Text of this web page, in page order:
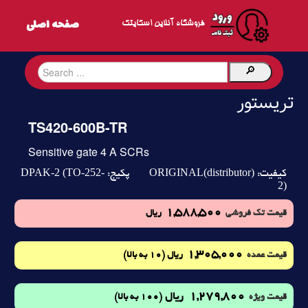
فروشگاه آنلاین اسکایتک
تریستور
TS420-600B-TR
Sensitive gate 4 A SCRs
کیفیت: ORIGINAL(distributor) پکیج: DPAK-2 (TO-252-
2)
قیمت تک فروشی 1,588,500 ریال
قیمت عمده 1,305,000 ریال (10 به بالا)
قیمت ویژه 1,279,800 ریال (100 به بالا)